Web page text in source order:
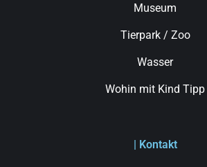
Museum
Tierpark / Zoo
Wasser
Wohin mit Kind Tipp
| Kontakt